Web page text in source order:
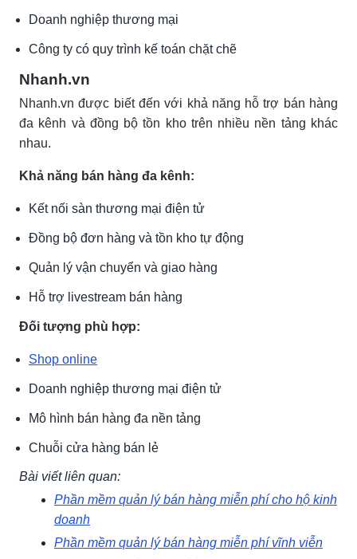
Doanh nghiệp thương mại
Công ty có quy trình kế toán chặt chẽ
Nhanh.vn
Nhanh.vn được biết đến với khả năng hỗ trợ bán hàng
đa kênh và đồng bộ tồn kho trên nhiều nền tảng khác
nhau.
Khả năng bán hàng đa kênh:
Kết nối sàn thương mại điện tử
Đồng bộ đơn hàng và tồn kho tự động
Quản lý vận chuyển và giao hàng
Hỗ trợ livestream bán hàng
Đối tượng phù hợp:
Shop online
Doanh nghiệp thương mại điện tử
Mô hình bán hàng đa nền tảng
Chuỗi cửa hàng bán lẻ
Bài viết liên quan:
Phần mềm quản lý bán hàng miễn phí cho hộ kinh
doanh
Phần mềm quản lý bán hàng miễn phí vĩnh viễn